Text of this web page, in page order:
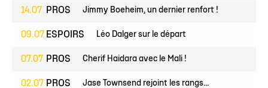
14.07 PROS Jimmy Boeheim, un dernier renfort !
09.07 ESPOIRS Léo Dalger sur le départ
07.07 PROS Cherif Haidara avec le Mali !
02.07 PROS Jase Townsend rejoint les rangs...